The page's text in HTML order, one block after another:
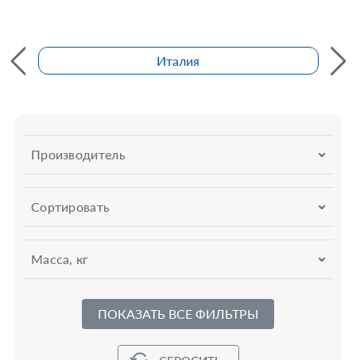
Италия
Сортировать
Производитель
Масса, кг
ПОКАЗАТЬ ВСЕ ФИЛЬТРЫ